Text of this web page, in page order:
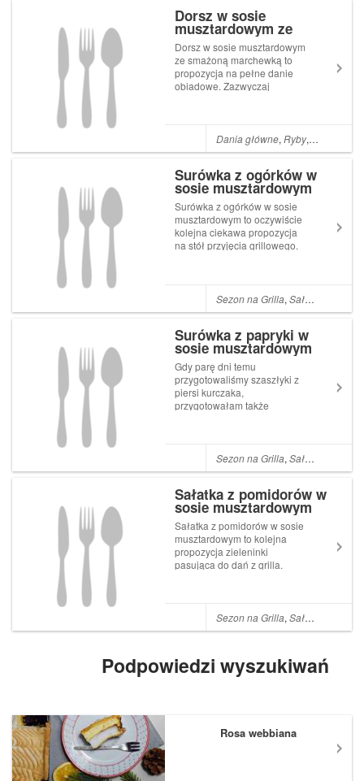
Dorsz w sosie
musztardowym ze
smażoną marchewką
Dorsz w sosie musztardowym
ze smażoną marchewką to
propozycja na pełne danie
obiadowe. Zazwyczaj
postanowiłam przygotować
taki obiad, którego wcześniej
Dania główne,Ryby, Dorsz na
Surówka z ogórków w
sosie musztardowym
Surówka z ogórków w sosie
musztardowym to oczywiście
kolejna ciekawa propozycja
na stół przyjęcia grillowego.
lub podczas przyjęcia
rodzinnego. Składniki na:
Sezon na Grilla,Sałatki i surówki
Surówka z papryki w
sosie musztardowym
Gdy parę dni temu
przygotowaliśmy szaszłyki z
piersi kurczaka,
przygotowałam także
mięsa z kurczaka. Gdy to
piszę, miska z tą surówką
wyjadam, nie mog...
Sezon na Grilla,Sałatki i surówki
Sałatka z pomidorów w
sosie musztardowym
Sałatka z pomidorów w sosie
musztardowym to kolejna
propozycja zieleninki
pasująca do dań z grilla.
pomidorów to jedna z wielu
sałatek, które są wykonane z
Sezon na Grilla,Sałatki i surówki
Podpowiedzi wyszukiwań
Rosa webbiana